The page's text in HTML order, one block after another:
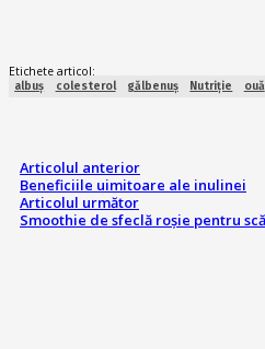
Etichete articol:
albuș colesterol gălbenuș Nutriție ouă
Articolul anterior
Beneficiile uimitoare ale inulinei
Articolul următor
Smoothie de sfeclă roșie pentru